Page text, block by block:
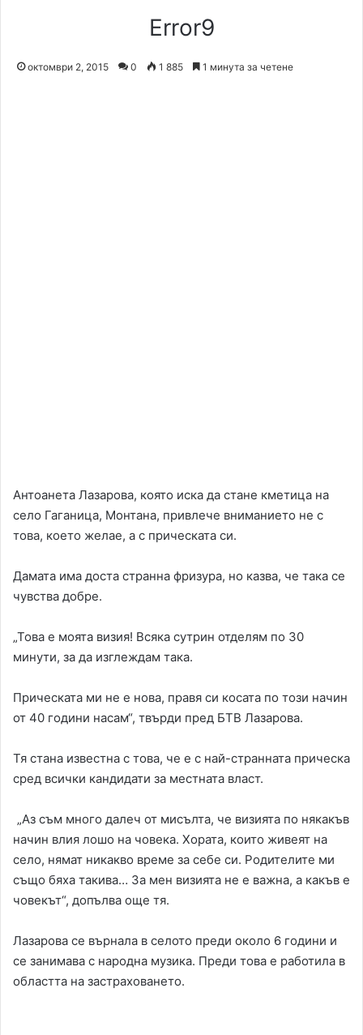
Error9
октомври 2, 2015 0 1 885 1 минута за четене
Антоанета Лазарова, която иска да стане кметица на
село Гаганица, Монтана, привлече вниманието не с
това, което желае, а с прическата си.
Дамата има доста странна фризура, но казва, че така се
чувства добре.
„Това е моята визия! Всяка сутрин отделям по 30
минути, за да изглеждам така.
Прическата ми не е нова, правя си косата по този начин
от 40 години насам“, твърди пред БТВ Лазарова.
Тя стана известна с това, че е с най-странната прическа
сред всички кандидати за местната власт.
„Аз съм много далеч от мисълта, че визията по някакъв
начин влия лошо на човека. Хората, които живеят на
село, нямат никакво време за себе си. Родителите ми
също бяха такива… За мен визията не е важна, а какъв е
човекът“, допълва още тя.
Лазарова се върнала в селото преди около 6 години и
се занимава с народна музика. Преди това е работила в
областта на застраховането.